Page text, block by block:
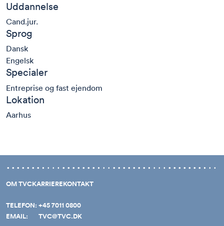
Uddannelse
Cand.jur.
Sprog
Dansk
Engelsk
Specialer
Entreprise og fast ejendom
Lokation
Aarhus
OM TVCKARRIEREKONTAKT
TELEFON: +45 7011 0800
EMAIL:
TVC@TVC.DK